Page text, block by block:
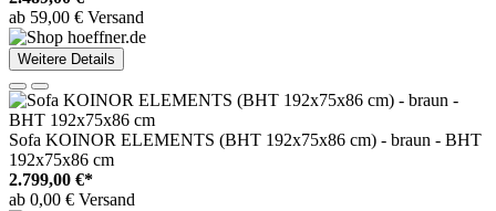
ab 59,00 € Versand
Weitere Details
Sofa KOINOR ELEMENTS (BHT 192x75x86 cm) - braun - BHT
192x75x86 cm
2.799,00 €*
ab 0,00 € Versand